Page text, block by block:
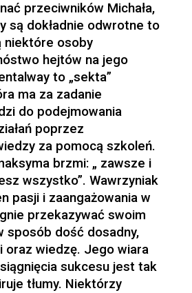
przeciwników Michała,
są dokładnie odwrotne to
niektóre osoby
hejtów na jego
to „sekta”
ma za zadanie
do podejmowania
poprzez
za pomocą szkoleń.
brzmi: „ zawsze i
wszystko”. Wawrzyniak
pasji i zaangażowania w
przekazywać swoim
sposób dość dosadny,
oraz wiedzę. Jego wiara
sukcesu jest tak
tłumy. Niektórzy